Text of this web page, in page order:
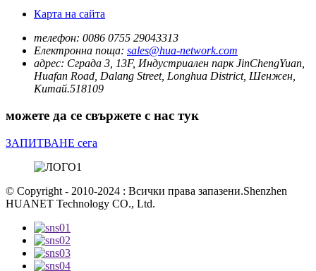
Карта на сайта
телефон: 0086 0755 29043313
Електронна поща: sales@hua-network.com
адрес: Сграда 3, 13F, Индустриален парк JinChengYuan,
Huafan Road, Dalang Street, Longhua District, Шенжен,
Китай.518109
можете да се свържете с нас тук
ЗАПИТВАНЕ сега
© Copyright - 2010-2024 : Всички права запазени.Shenzhen
HUANET Technology CO., Ltd.